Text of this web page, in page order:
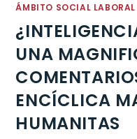
ÁMBITO SOCIAL LABORAL
UNA
ENCÍCLICA
HUMANITAS